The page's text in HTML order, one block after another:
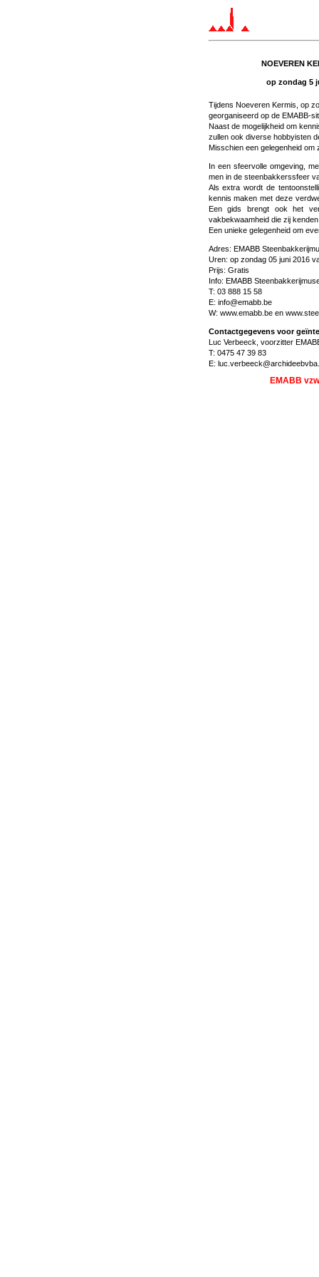
NOEVEREN
op zondag 5
Tijdens Noeveren Kermis, op
georganiseerd op de EMABB-
Naast de mogelijkheid om
zullen ook diverse hobbyisten
Misschien een gelegenheid om
In een sfeervolle omgeving,
men in de steenbakkerssfeer
Als extra wordt de
kennis maken met deze
Een gids brengt ook het
vakbekwaamheid die zij
Een unieke gelegenheid om
Adres: EMABB
Uren: op zondag 05 juni 2016
Prijs: Gratis
Info: EMABB
T: 03 888 15 58
E: info@emabb.be
W: www.emabb.be en
Contactgegevens voor
Luc Verbeeck, voorzitter
T: 0475 47 39 83
E:
EMABB